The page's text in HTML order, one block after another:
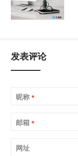
发表评论
昵称 *
邮箱 *
网址